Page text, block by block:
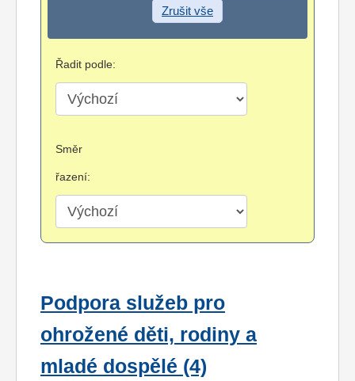
Zrušit vše
Řadit podle:
Směr
řazení:
Podpora služeb pro
ohrožené děti, rodiny a
mladé dospělé (4)